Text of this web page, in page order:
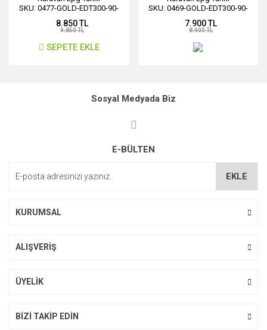
SKU: 0477-GOLD-EDT300-90-
036
8.850 TL
9.850 TL
SEPETE EKLE
SKU: 0469-GOLD-EDT300-90-
022
7.900 TL
8.900 TL
Sosyal Medyada Biz
E-BÜLTEN
EKLE
KURUMSAL
ALIŞVERİŞ
ÜYELİK
BİZİ TAKİP EDİN